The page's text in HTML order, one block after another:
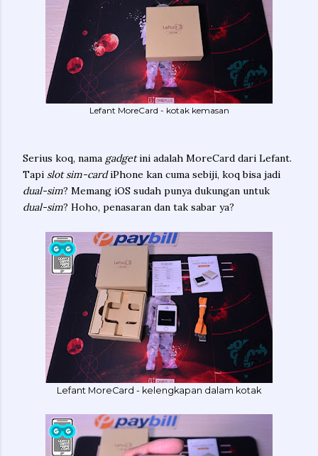
Lefant MoreCard - kotak kemasan
Serius koq, nama gadgetini adalah MoreCard dari Lefant.
Tapi slot sim-cardiPhone kan cuma sebiji, koq bisa jadi
dual-sim? Memang iOS sudah punya dukungan untuk
dual-sim? Hoho, penasaran dan tak sabar ya?
Lefant MoreCard - kelengkapan dalam kotak